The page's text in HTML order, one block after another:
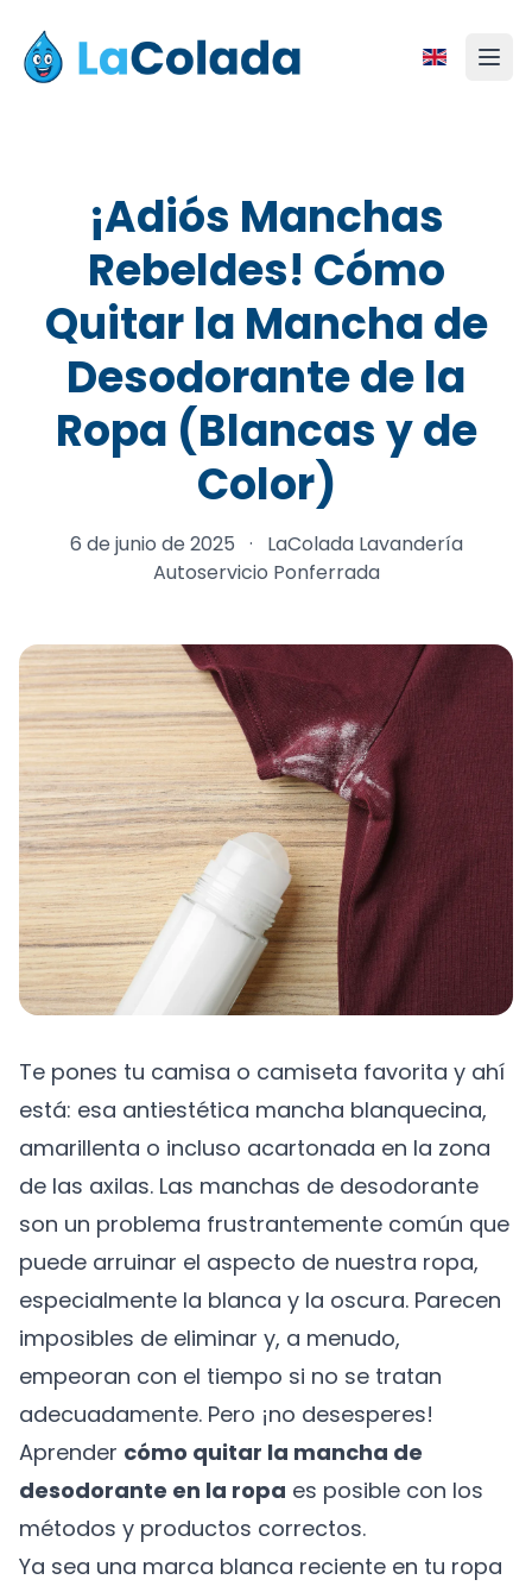
¡Adiós Manchas
Rebeldes! Cómo
Quitar la Mancha de
Desodorante de la
Ropa (Blancas y de
Color)
6 de junio de 2025 ·
LaColada Lavandería
Autoservicio Ponferrada
Te pones tu camisa o camiseta favorita y ahí
está: esa antiestética mancha blanquecina,
amarillenta o incluso acartonada en la zona
de las axilas. Las manchas de desodorante
son un problema frustrantemente común que
puede arruinar el aspecto de nuestra ropa,
especialmente la blanca y la oscura. Parecen
imposibles de eliminar y, a menudo,
empeoran con el tiempo si no se tratan
adecuadamente. Pero ¡no desesperes!
Aprender cómo quitar la mancha de
desodorante en la ropa es posible con los
métodos y productos correctos.
Ya sea una marca blanca reciente en tu ropa